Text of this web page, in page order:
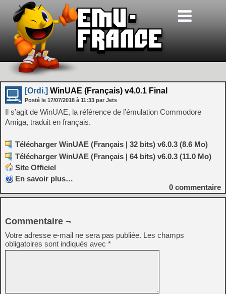
[Ordi.] WinUAE (Français) v4.0.1 Final
Posté le 17/07/2018 à 11:33 par Jets
Il s’agit de WinUAE, la référence de l’émulation Commodore
Amiga, traduit en français.
Télécharger WinUAE (Français | 32 bits) v6.0.3 (8.6 Mo)
Télécharger WinUAE (Français | 64 bits) v6.0.3 (11.0 Mo)
Site Officiel
En savoir plus…
0 commentaire
Commentaire ¬
Votre adresse e-mail ne sera pas publiée. Les champs
obligatoires sont indiqués avec *